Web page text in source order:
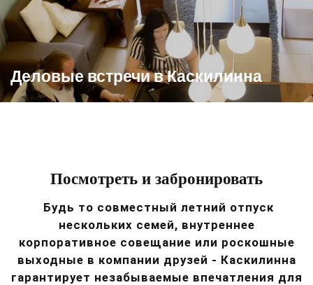
Деловые встречи в Каскилинна
Посмотреть и забронировать
Будь то совместный летний отпуск
нескольких семей, внутреннее
корпоративное совещание или роскошные
выходные в компании друзей - Каскилинна
гарантирует незабываемые впечатления для